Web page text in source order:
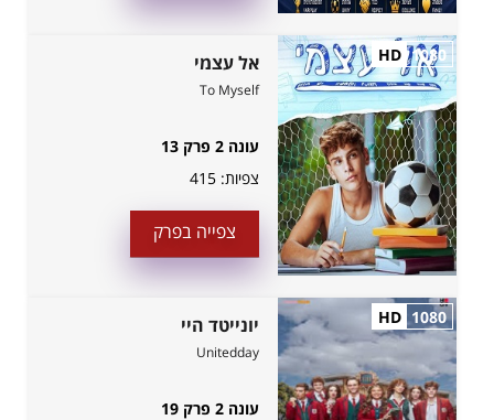
1080
HD אל עצמי
To Myself
עונה 2 פרק 13
צפיות: 415
צפייה בפרק
1080
HD יונייטד היי
Unitedday
עונה 2 פרק 19